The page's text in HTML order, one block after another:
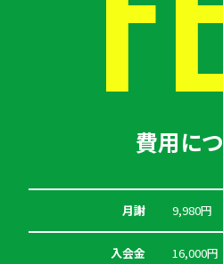
費用に
月謝 9,980円
入会金 16,000円